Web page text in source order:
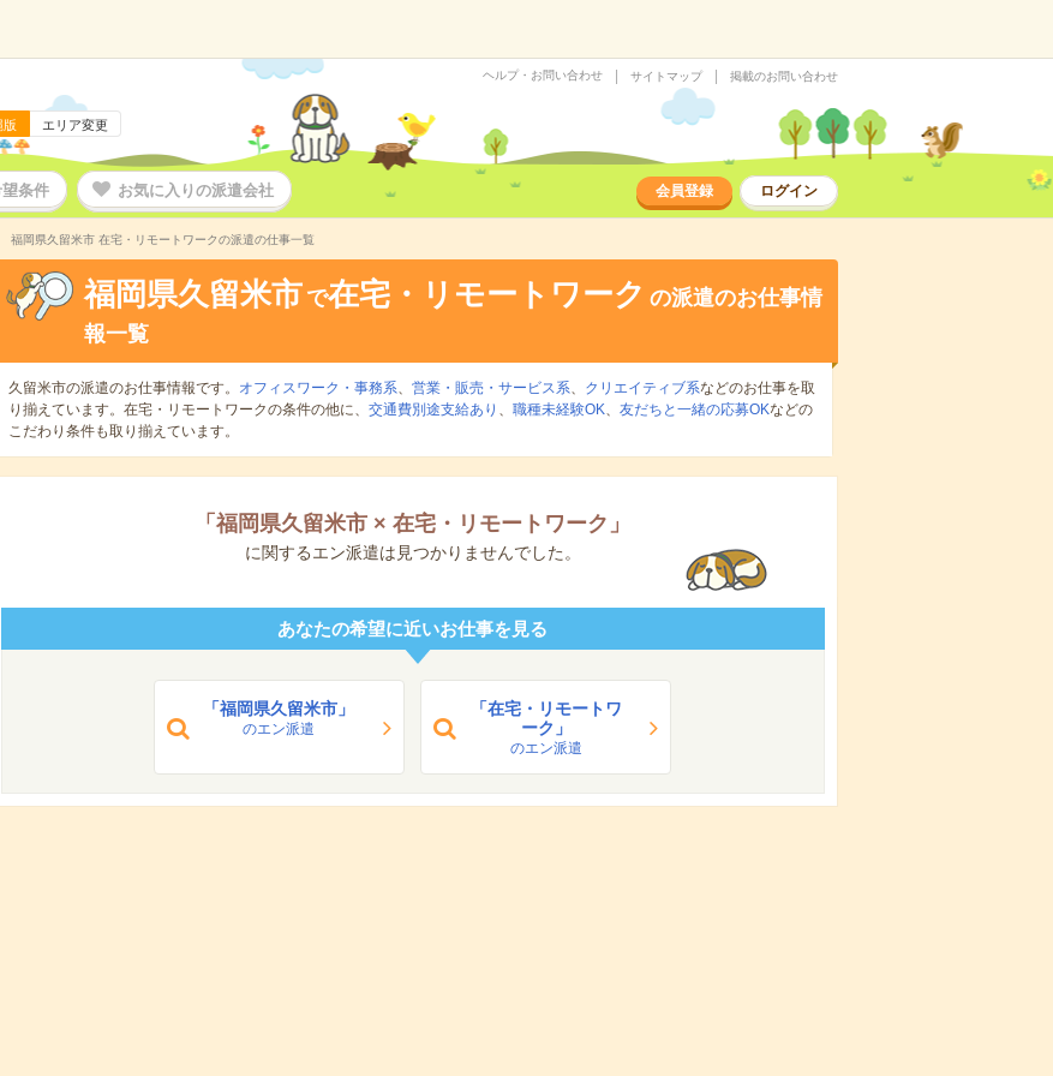
版 エリア変更
ヘルプ・お問い合わせ サイトマップ 掲載のお問い合わせ
条件 お気に入りの派遣会社 会員登録 ログイン
福岡県久留米市 在宅・リモートワークの派遣の仕事一覧
福岡県久留米市 で在宅・リモートワーク の派遣のお仕事情
報一覧
久留米市の派遣のお仕事情報です。 オフィスワーク・事務系、 営業・販売・サービス系、 クリエイティブ系などのお仕事を取
り揃えています。在宅・リモートワークの条件の他に、 交通費別途支給あり 、 職種未経験OK、 友だちと一緒の応募OKなどの
こだわり条件も取り揃えています。
「 福岡県久留米市 × 在宅・リモートワーク 」
に関するエン派遣は見つかりませんでした。
あなたの希望に近いお仕事を見る
「福岡県久留米市」
のエン派遣
「在宅・リモートワ
ーク」
のエン派遣